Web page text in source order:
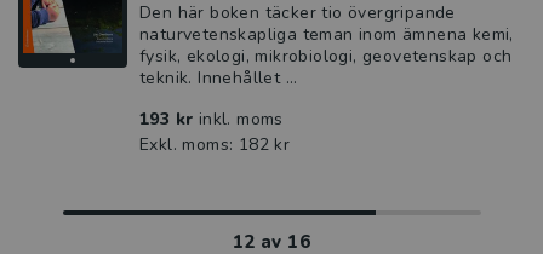
Den här boken täcker tio övergripande
naturvetenskapliga teman inom ämnena kemi,
fysik, ekologi, mikrobiologi, geovetenskap och
teknik. Innehållet ...
193 kr inkl. moms
Exkl. moms: 182 kr
12 av 16